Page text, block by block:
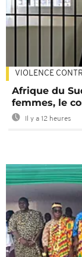
VIOLENCE
Afrique du
femmes, le
Il y a 12 heures